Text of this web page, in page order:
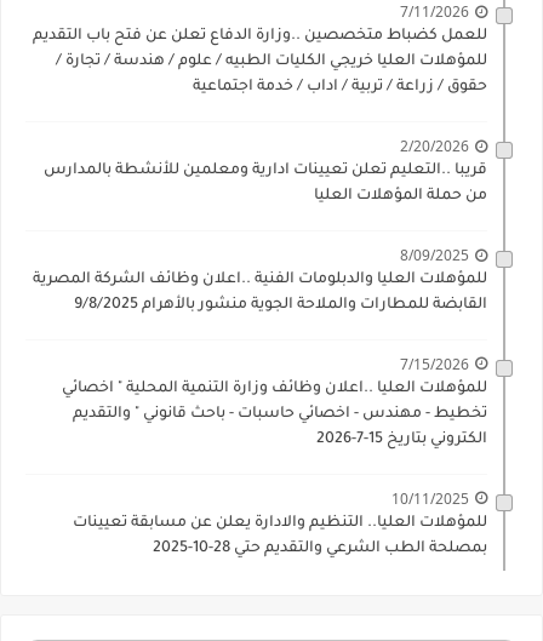
7/11/2026
للعمل كضباط متخصصين ..وزارة الدفاع تعلن عن فتح باب التقديم
للمؤهلات العليا خريجي الكليات الطبيه / علوم / هندسة / تجارة /
حقوق / زراعة / تربية / اداب / خدمة اجتماعية
2/20/2026
قريبا ..التعليم تعلن تعيينات ادارية ومعلمين للأنشطة بالمدارس
من حملة المؤهلات العليا
8/09/2025
للمؤهلات العليا والدبلومات الفنية ..اعلان وظائف الشركة المصرية
القابضة للمطارات والملاحة الجوية منشور بالأهرام 9/8/2025
7/15/2026
للمؤهلات العليا ..اعلان وظائف وزارة التنمية المحلية " اخصائي
تخطيط - مهندس - اخصائي حاسبات - باحث قانوني " والتقديم
الكتروني بتاريخ 15-7-2026
10/11/2025
للمؤهلات العليا.. التنظيم والادارة يعلن عن مسابقة تعيينات
بمصلحة الطب الشرعي والتقديم حتي 28-10-2025